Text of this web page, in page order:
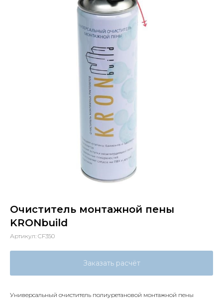
Очиститель монтажной пены
KRONbuild
Артикул: CF350
Заказать расчёт
Универсальный очиститель полиуретановой монтажной пены